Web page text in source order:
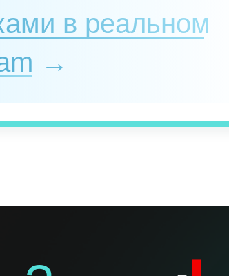
в реальном
→